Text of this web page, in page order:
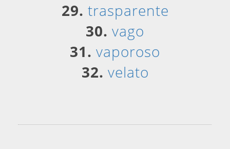
29. trasparente
30. vago
31. vaporoso
32. velato